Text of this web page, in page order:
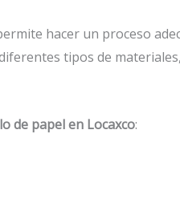
hacer un proceso
tipos de
de papel en Locaxco: